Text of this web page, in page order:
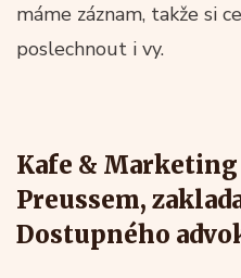
máme záznam, takže si
poslechnout i vy.
Kafe & Marketing
Preussem,
Dostupného